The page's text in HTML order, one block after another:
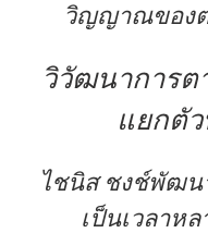
วิญญาณของ
วิวัฒนาการต
แยกตั
ไชนิส ชงช์พัฒน
เป็นเวลาห